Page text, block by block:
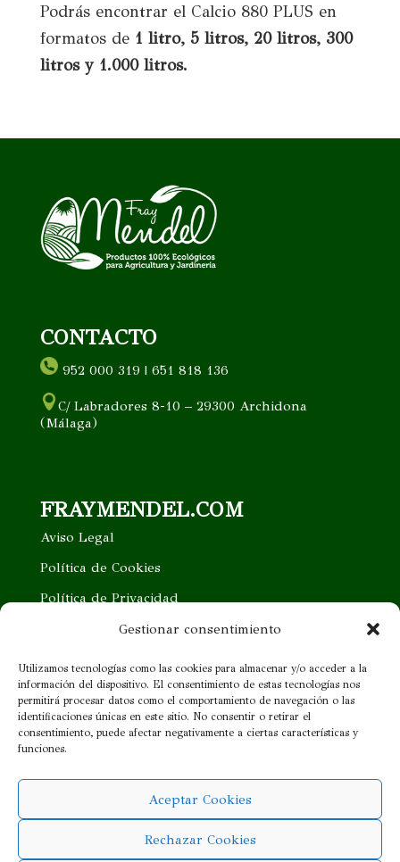
Gestionar consentimiento
Utilizamos tecnologías como las cookies para almacenar y/o acceder a la
información del dispositivo. El consentimiento de estas tecnologías nos
permitirá procesar datos como el comportamiento de navegación o las
identificaciones únicas en este sitio. No consentir o retirar el
consentimiento, puede afectar negativamente a ciertas características y
funciones.
Aceptar Cookies
Rechazar Cookies
Podrás encontrar el Calcio 880 PLUS en
formatos de 1 litro, 5 litros, 20 litros, 300
litros y 1.000 litros.
CONTACTO
952 000 319 | 651 818 136
C/ Labradores 8-10 – 29300 Archidona
(Málaga)
FRAYMENDEL.COM
Aviso Legal
Política de Cookies
Política de Privacidad
Trabaja con nosotros
Proveedor cercano
¡SÍGUENOS!